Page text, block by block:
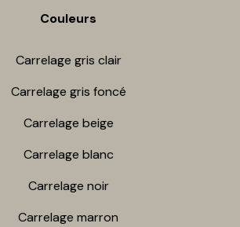
Couleurs
Carrelage gris clair
Carrelage gris foncé
Carrelage beige
Carrelage blanc
Carrelage noir
Carrelage marron